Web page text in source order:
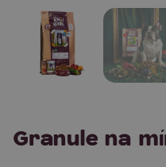
Granule na